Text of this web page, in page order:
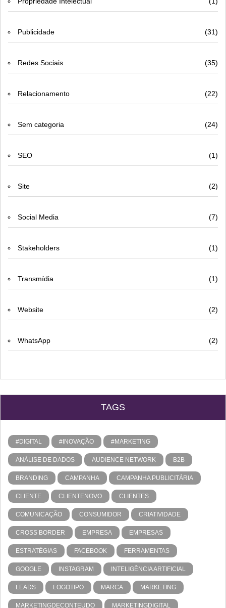
Publicidade (31)
Redes Sociais (35)
Relacionamento (22)
Sem categoria (24)
SEO (1)
Site (2)
Social Media (7)
Stakeholders (1)
Transmídia (1)
Website (2)
WhatsApp (2)
TAGS
#DIGITAL #INOVAÇÃO #MARKETING
ANÁLISE DE DADOS AUDIENCE NETWORK B2B
BRANDING CAMPANHA CAMPANHA PUBLICITÁRIA
CLIENTE CLIENTENOVO CLIENTES
COMUNICAÇÃO CONSUMIDOR CRIATIVIDADE
CROSS BORDER EMPRESA EMPRESAS
ESTRATÉGIAS FACEBOOK FERRAMENTAS
GOOGLE INSTAGRAM INTELIGÊNCIA ARTIFICIAL
LEADS LOGOTIPO MARCA MARKETING
MARKETINGDECONTEUDO MARKETINGDIGITAL